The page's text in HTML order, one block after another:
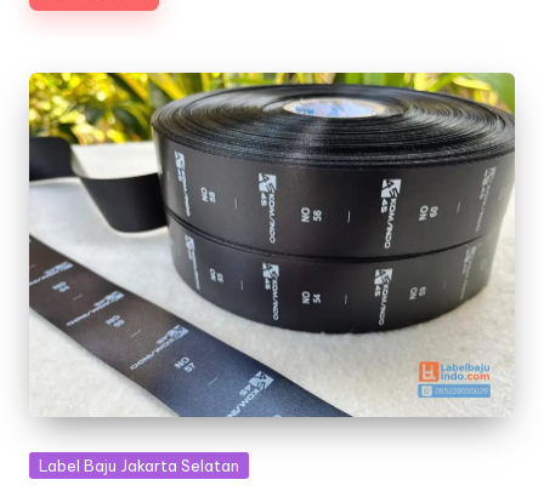
Posted
Label Baju Jakarta Selatan